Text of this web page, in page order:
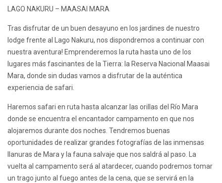
LAGO NAKURU – MAASAI MARA
Tras disfrutar de un buen desayuno en los jardines de nuestro
lodge frente al Lago Nakuru, nos dispondremos a continuar con
nuestra aventura! Emprenderemos la ruta hasta uno de los
lugares más fascinantes de la Tierra: la Reserva Nacional Maasai
Mara, donde sin dudas vamos a disfrutar de la auténtica
experiencia de safari.
Haremos safari en ruta hasta alcanzar las orillas del Río Mara
donde se encuentra el encantador campamento en que nos
alojaremos durante dos noches. Tendremos buenas
oportunidades de realizar grandes fotografías de las inmensas
llanuras de Mara y la fauna salvaje que nos saldrá al paso. La
vuelta al campamento será al atardecer, cuando podremos tomar
un trago junto al fuego antes de la cena, que se servirá en la